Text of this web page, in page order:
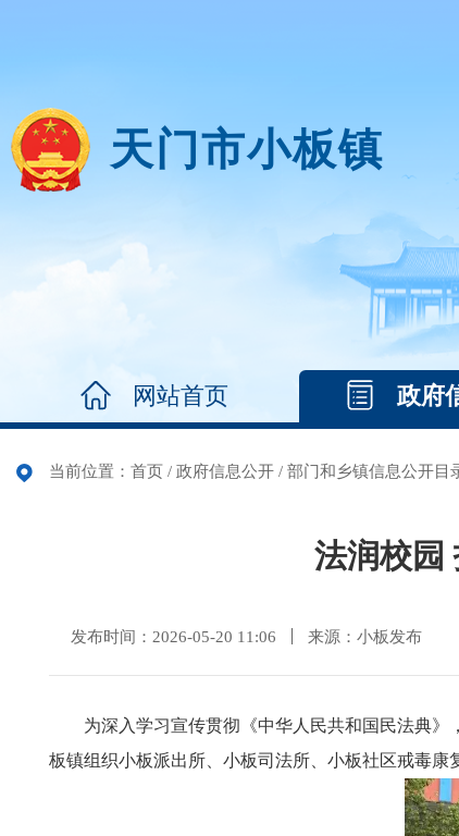
天门市小板镇
网站首页 政府
当前位置： 首页 / 政府信息公开 / 部门和乡镇信息公开目
法润校园
发布时间：2026-05-20 11:06 来源：小板发布
为深入学习宣传贯彻《中华人民共和国民法典
板镇组织小板派出所、小板司法所、小板社区戒毒康